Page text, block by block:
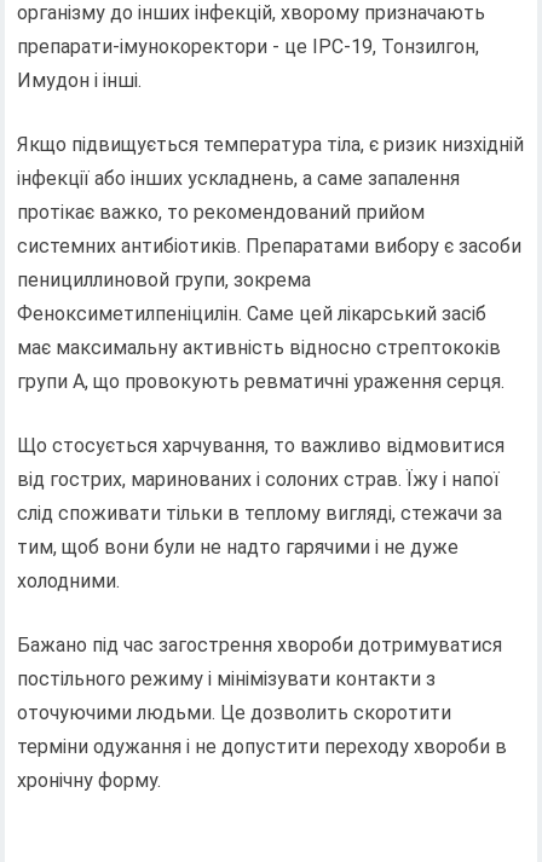
організму до інших інфекцій, хворому призначають
препарати-імунокоректори - це ІРС-19, Тонзилгон,
Имудон і інші.
Якщо підвищується температура тіла, є ризик низхідній
інфекції або інших ускладнень, а саме запалення
протікає важко, то рекомендований прийом
системних антибіотиків. Препаратами вибору є засоби
пенициллиновой групи, зокрема
Феноксиметилпеніцилін. Саме цей лікарський засіб
має максимальну активність відносно стрептококів
групи А, що провокують ревматичні ураження серця.
Що стосується харчування, то важливо відмовитися
від гострих, маринованих і солоних страв. Їжу і напої
слід споживати тільки в теплому вигляді, стежачи за
тим, щоб вони були не надто гарячими і не дуже
холодними.
Бажано під час загострення хвороби дотримуватися
постільного режиму і мінімізувати контакти з
оточуючими людьми. Це дозволить скоротити
терміни одужання і не допустити переходу хвороби в
хронічну форму.